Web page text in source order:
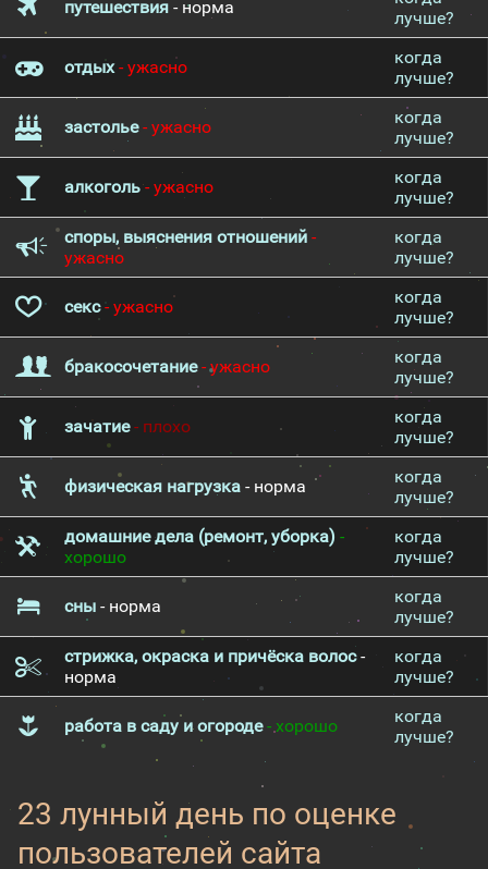
путешествия - норма
лучше?
отдых- ужасно
когда
лучше?
застолье- ужасно
когда
лучше?
алкоголь- ужасно
когда
лучше?
споры, выяснения отношений -
ужасно
когда
лучше?
секс- ужасно
когда
лучше?
бракосочетание- ужасно
когда
лучше?
зачатие- плохо
когда
лучше?
физическая нагрузка - норма
когда
лучше?
домашние дела (ремонт, уборка) -
хорошо
когда
лучше?
сны - норма
когда
лучше?
стрижка, окраска и причёска волос-
норма
когда
лучше?
работа в саду и огороде- хорошо
когда
лучше?
23 лунный день по оценке
пользователей сайта